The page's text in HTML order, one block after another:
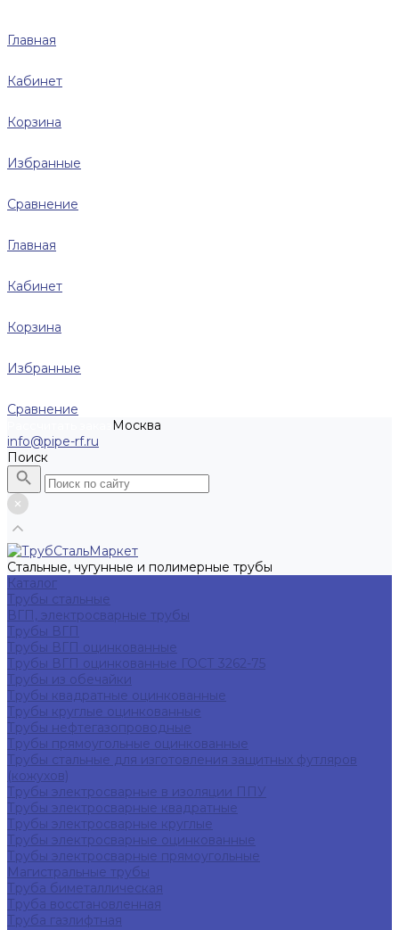
Главная
Кабинет
Корзина
Избранные
Сравнение
Главная
Кабинет
Корзина
Избранные
Сравнение
Москва
info@pipe-rf.ru
Поиск
Стальные, чугунные и полимерные трубы
Каталог
Трубы стальные
ВГП, электросварные трубы
Трубы ВГП
Трубы ВГП оцинкованные
Трубы ВГП оцинкованные ГОСТ 3262-75
Трубы из обечайки
Трубы квадратные оцинкованные
Трубы круглые оцинкованные
Трубы нефтегазопроводные
Трубы прямоугольные оцинкованные
Трубы стальные для изготовления защитных футляров
(кожухов)
Трубы электросварные в изоляции ППУ
Трубы электросварные квадратные
Трубы электросварные круглые
Трубы электросварные оцинкованные
Трубы электросварные прямоугольные
Магистральные трубы
Труба биметаллическая
Труба восстановленная
Труба газлифтная